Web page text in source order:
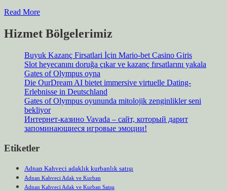
Read More
Hizmet Bölgelerimiz
Buyuk Kazanç Firsatlari İçin Mario-bet Casino Giris
Slot heyecanını doruğa çıkar ve kazanç fırsatlarını yakala
Gates of Olympus oyna
Die OurDream AI bietet immersive virtuelle Dating-
Erlebnisse in Deutschland
Gates of Olympus oyununda mitolojik zenginlikler seni
bekliyor
Интернет-казино Vavada – сайт, который дарит
запоминающиеся игровые эмоции!
Etiketler
Adnan Kahveci adaklık kurbanlık satışı
Adnan Kahveci Adak ve Kurban
Adnan Kahveci Adak ve Kurban Satışı